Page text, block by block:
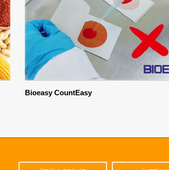
Bioeasy CountEasy